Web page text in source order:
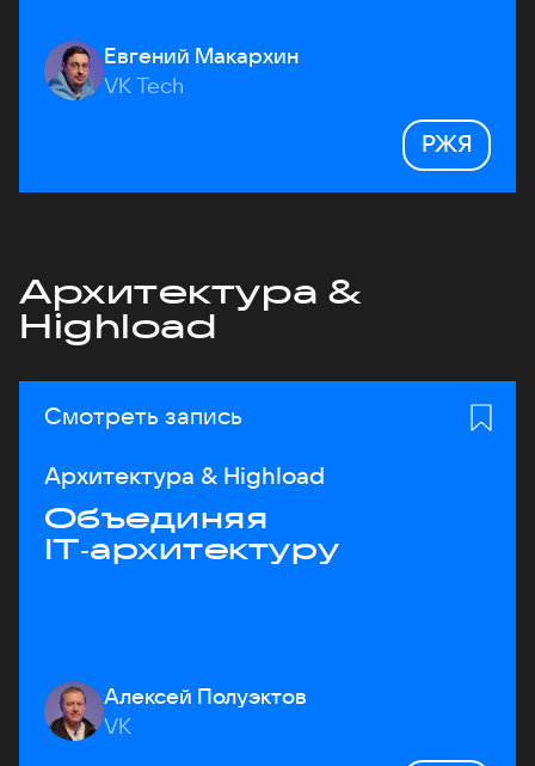
Евгений Макархин
VK Tech
РЖЯ
Архитектура &
Highload
Смотреть запись
Архитектура & Highload
Объединяя
IT‑архитектуру
Алексей Полуэктов
VK